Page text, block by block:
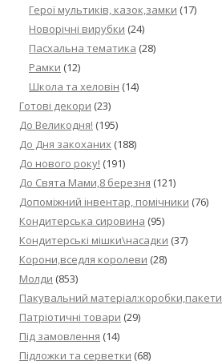
Герої мультиків, казок,замки (17)
Новорічні вирубки (24)
Пасхальна тематика (28)
Рамки (12)
Школа та хеловін (14)
Готові декори (23)
До Великодня! (195)
До Дня закоханих (188)
До нового року! (191)
До Свята Мами,8 березня (121)
Допоміжний інвентар, помічники (76)
Кондитерська сировина (95)
Кондитерські мішки\насадки (37)
Корони,вседля королеви (28)
Молди (853)
Пакувальний матеріал:коробки,пакети
Патріотичні товари (29)
Під замовлення (14)
Підложки та серветки (68)